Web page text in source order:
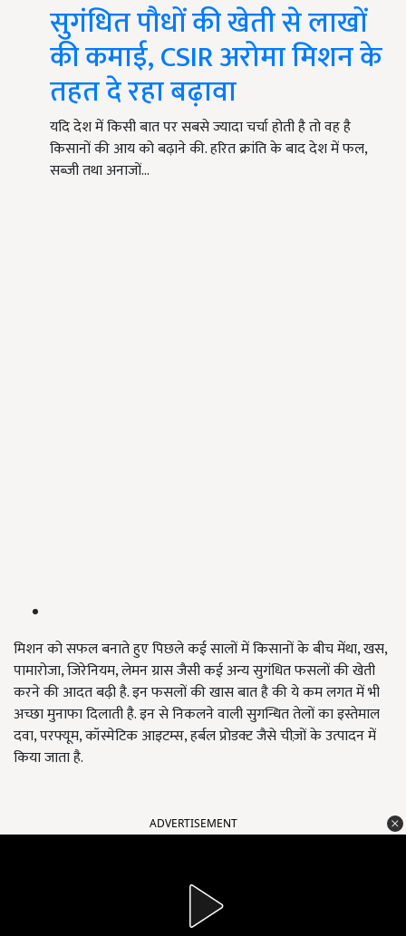
सुगंधित पौधों की खेती से लाखों
की कमाई, CSIR अरोमा मिशन के
तहत दे रहा बढ़ावा
यदि देश में किसी बात पर सबसे ज्यादा चर्चा होती है तो वह है
किसानों की आय को बढ़ाने की. हरित क्रांति के बाद देश में फल,
सब्जी तथा अनाजों…
मिशन को सफल बनाते हुए पिछले कई सालों में किसानों के बीच मेंथा, खस,
पामारोजा, जिरेनियम, लेमन ग्रास जैसी कई अन्य सुगंधित फसलों की खेती
करने की आदत बढ़ी है. इन फसलों की खास बात है की ये कम लगत में भी
अच्छा मुनाफा दिलाती है. इन से निकलने वाली सुगन्धित तेलों का इस्तेमाल
दवा, परफ्यूम, कॉस्मेटिक आइटम्स, हर्बल प्रोडक्ट जैसे चीज़ों के उत्पादन में
किया जाता है.
ADVERTISEMENT